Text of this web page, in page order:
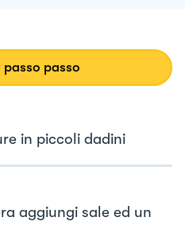
passo
in piccoli dadini
aggiungi sale ed un